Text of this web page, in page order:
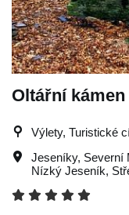
Oltářní kámen
Výlety, Turistické
Jeseníky, Severní
Nízký Jeseník,